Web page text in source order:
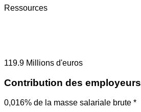
Ressources
119.9 Millions d'euros
Contribution des employeurs
0,016% de la masse salariale brute *